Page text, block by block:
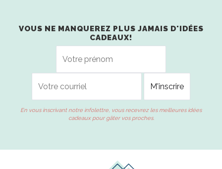
VOUS NE MANQUEREZ PLUS JAMAIS D'IDÉES
CADEAUX!
En vous inscrivant notre infolettre, vous recevrez les meilleures idées
cadeaux pour gâter vos proches.